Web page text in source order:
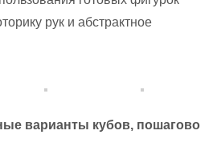
рук и абстрактное
варианты кубов, пошагово